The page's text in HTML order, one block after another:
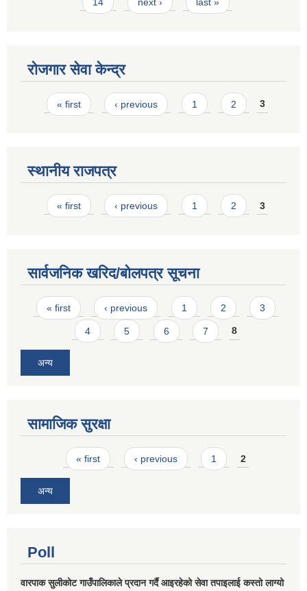
रोजगार सेवा केन्द्र
Pages
« first ‹ previous 1 2 3
स्थानीय राजपत्र
Pages
« first ‹ previous 1 2 3
सार्वजनिक खरिद/बोलपत्र सूचना
Pages
« first ‹ previous 1 2 3
4 5 6 7 8
अन्य
सामाजिक सुरक्षा
Pages« first ‹ previous 1 2
अन्य
Poll
वारपाक सुलीकोट गाउँपालिकाले प्रदान गर्दै आइरहेको सेवा तपाइलाई कस्तो लाग्यो